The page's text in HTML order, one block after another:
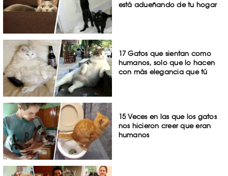
está adueñando de tu hogar
17 Gatos que sientan como
humanos, solo que lo hacen
con más elegancia que tú
15 Veces en las que los gatos
nos hicieron creer que eran
humanos